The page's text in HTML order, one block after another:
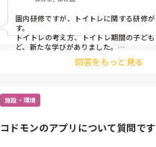
園内研修ですが、トイトレに関する研修
す。
トイトレの考え方、トイトレ期間の子ど
ど、新たな学びがありました。
1.2歳児クラスの担任が多い先生からも、
回答をもっと見る
施設・環境
コドモンのアプリについて質問です